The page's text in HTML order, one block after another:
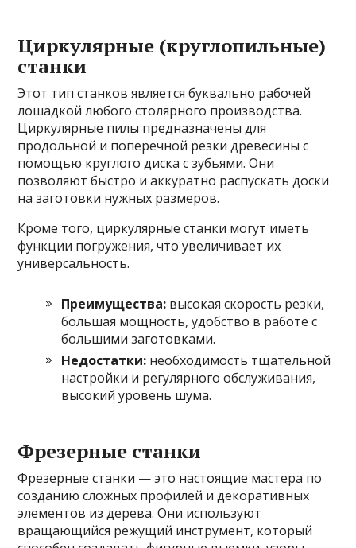
Циркулярные (круглопильные)
станки
Этот тип станков является буквально рабочей
лошадкой любого столярного производства.
Циркулярные пилы предназначены для
продольной и поперечной резки древесины с
помощью круглого диска с зубьями. Они
позволяют быстро и аккуратно распускать доски
на заготовки нужных размеров.
Кроме того, циркулярные станки могут иметь
функции погружения, что увеличивает их
универсальность.
Преимущества: высокая скорость резки,
большая мощность, удобство в работе с
большими заготовками.
Недостатки: необходимость тщательной
настройки и регулярного обслуживания,
высокий уровень шума.
Фрезерные станки
Фрезерные станки — это настоящие мастера по
созданию сложных профилей и декоративных
элементов из дерева. Они используют
вращающийся режущий инструмент, который